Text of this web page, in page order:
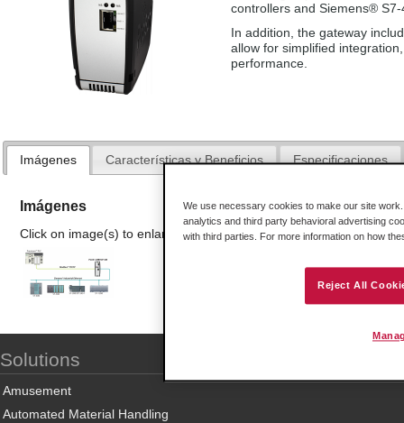
controllers and Siemens®
In addition, the gateway
allow for simplified
performance.
Imágenes Características y Beneficios Especificaciones
Imágenes
Click on image(s) to enlarge
Solutions
Amusement
Automated Material Handling
We use necessary cookies to make our site
analytics and third party behavioral advertising
with third parties. For more information on how
Reject All